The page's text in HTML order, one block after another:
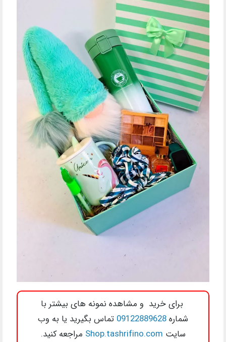
برای خرید و مشاهده نمونه های بیشتر با
شماره09122889628 تماس بگیرید یا به وب
سایت Shop.tashrifino.com مراجعه کنید.